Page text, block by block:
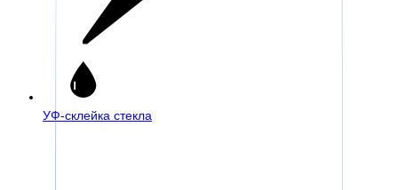
УФ-склейка стекла